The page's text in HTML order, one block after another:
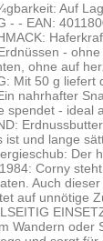
Auf
- - EAN:
-
ohne auf
Mit 50 g liefert
nahrhafter
- ideal
und lange
Der
Corny
Auch
auf unnötige
Wandern oder